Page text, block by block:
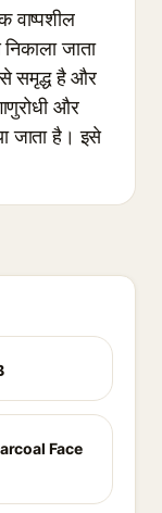
जाता
समृद्ध है और
और
जाता है। इसे
Face